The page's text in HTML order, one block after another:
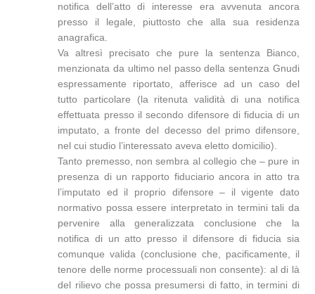
notifica dell’atto di interesse era avvenuta ancora
presso il legale, piuttosto che alla sua residenza
anagrafica.
Va altresì precisato che pure la sentenza Bianco,
menzionata da ultimo nel passo della sentenza Gnudi
espressamente riportato, afferisce ad un caso del
tutto particolare (la ritenuta validità di una notifica
effettuata presso il secondo difensore di fiducia di un
imputato, a fronte del decesso del primo difensore,
nel cui studio l’interessato aveva eletto domicilio).
Tanto premesso, non sembra al collegio che – pure in
presenza di un rapporto fiduciario ancora in atto tra
l’imputato ed il proprio difensore – il vigente dato
normativo possa essere interpretato in termini tali da
pervenire alla generalizzata conclusione che la
notifica di un atto presso il difensore di fiducia sia
comunque valida (conclusione che, pacificamente, il
tenore delle norme processuali non consente): al di là
del rilievo che possa presumersi di fatto, in termini di